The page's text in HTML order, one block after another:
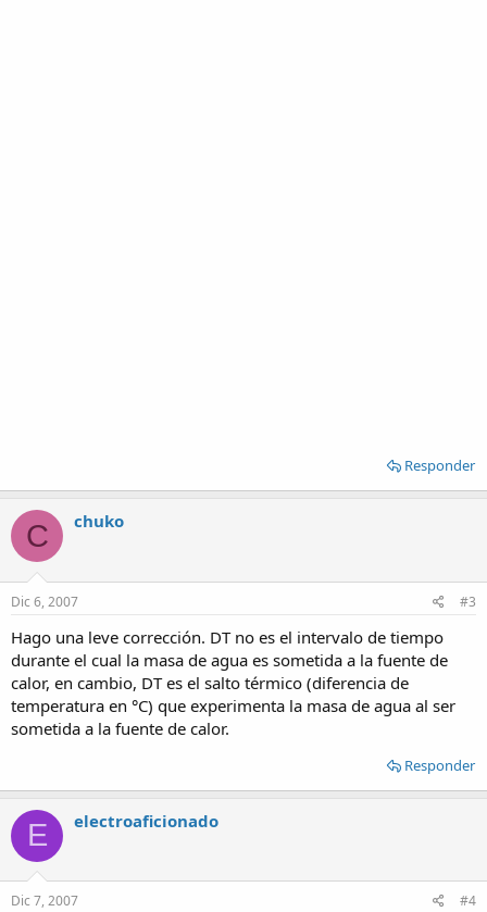
Responder
C chuko
Dic 6, 2007 #3
Hago una leve corrección. DT no es el intervalo de tiempo
durante el cual la masa de agua es sometida a la fuente de
calor, en cambio, DT es el salto térmico (diferencia de
temperatura en °C) que experimenta la masa de agua al ser
sometida a la fuente de calor.
Responder
E electroaficionado
Dic 7, 2007 #4